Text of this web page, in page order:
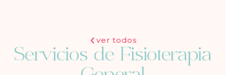
ver todos
Servicios de Fisioterapia